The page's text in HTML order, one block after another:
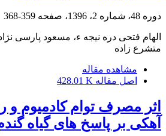
دوره 48، شماره 2، 1396، صفحه 359-368
الهام فتحی دره نیجه ء، مسعود پارسی
متشرع زاده
مشاهده مقاله
اصل مقاله 428.01 K
اثر مصرف توام کادمیوم
آهکی بر پاسخ های گیاه